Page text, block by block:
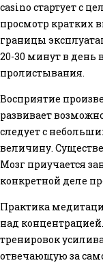
casino стартует с
просмотр кратких
границы
20-30 минут в день
пролистывания.
Восприятие
развивает
следует с
величину.
Мозг приучается
конкретной деле
Практика
над
тренировок
отвечающую за